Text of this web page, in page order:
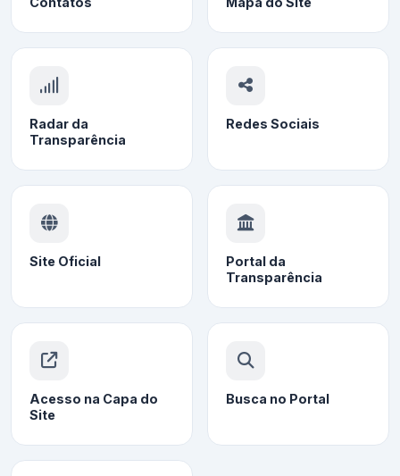
Radar da
Transparência
Redes Sociais
Site Oficial
Portal da
Transparência
Acesso na Capa do
Site
Busca no Portal